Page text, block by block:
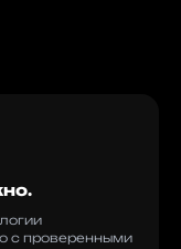
с проверенными